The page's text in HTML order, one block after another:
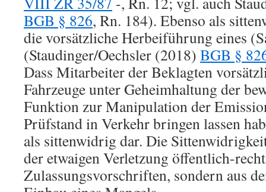
BGB § 826, Rn. 184). Ebenso als
die vorsätzliche Herbeiführung eines
(Staudinger/Oechsler (2018) BGB §
Dass Mitarbeiter der Beklagten
Fahrzeuge unter Geheimhaltung der
Funktion zur Manipulation der
Prüfstand in Verkehr bringen lassen
als sittenwidrig dar. Die
der etwaigen Verletzung öffentlich-
Zulassungsvorschriften, sondern aus